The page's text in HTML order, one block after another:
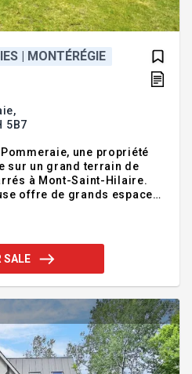
| MONTÉRÉGIE
5B7
une propriété
sur un grand terrain de
à Mont-Saint-Hilaire.
offre de grands espaces
offre une fenestration
sont grandes et le
offrant entre autre une
arbres matures. À
SALE